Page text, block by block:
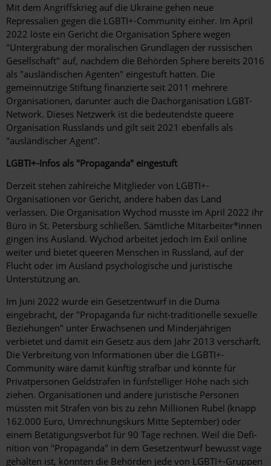
Mit dem Angriffskrieg auf die Ukraine gehen neue
Repressalien gegen die LGBTI+-Community einher. Im April
2022 löste ein Gericht die Organisation Sphere wegen
"Untergrabung der moralischen Grundlagen der russischen
Gesellschaft" auf, nachdem die Behörden Sphere bereits 2016
als "ausländischen Agenten" eingestuft hatten. Die
gemeinnützige Stiftung finanzierte seit 2011 mehrere
Organisationen, darunter auch die Dachorganisation LGBT-
Network. Dieses Netzwerk ist die bedeutendste queere
Organisation Russlands und gilt seit 2021 ebenfalls als
"ausländischer Agent".
LGBTI+-Infos als "Propaganda" eingestuft
Derzeit stehen zahlreiche Mitglieder von LGBTI+-
Organisationen vor Gericht, andere haben das Land
verlassen. Die Organisation Wychod musste im April 2022 ihr
Büro in St. Petersburg schließen. Sämtliche Mitarbeiter*innen
gingen ins Ausland. Wychod arbeitet jedoch im Exil online
weiter und bietet queeren Menschen in Russland, auf der
Flucht oder im Ausland psychologische und juristische
Unterstützung an.
Im Juni 2022 wurde ein Gesetzentwurf in die Duma
eingebracht, der "Propaganda für nicht-traditionelle sexuelle
Beziehungen" unter Erwachsenen und Minderjährigen
verbietet und damit ein Gesetz aus dem Jahr 2013 verschärft.
Die Verbreitung von Informationen über die LGBTI+-
Community wäre damit künftig strafbar und könnte für
Privatpersonen Geldstrafen in fünfstelliger Höhe nach sich
ziehen. Organisationen und andere juristische Personen
müssten mit Strafen von bis zu zehn Millionen Rubel (knapp
162.000 Euro, Umrechnungskurs Mitte September) oder
einem Betätigungsverbot für 90 Tage rechnen. Weil die Defi­
nition von "Propaganda" in dem Gesetzentwurf bewusst vage
gehalten ist, könnten die Behörden jede von LGBTI+-Gruppen